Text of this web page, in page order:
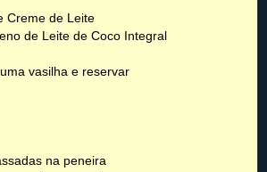
Creme de Leite
de Leite de Coco Integral
vasilha e reservar
na peneira